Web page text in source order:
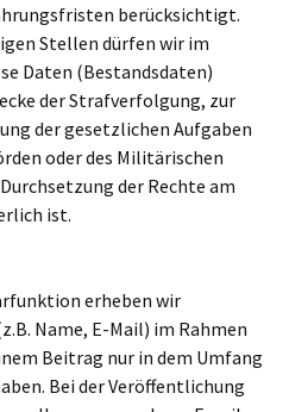
berücksichtigt.
Stellen dürfen wir im
Daten (Bestandsdaten)
der Strafverfolgung, zur
der gesetzlichen Aufgaben
oder des Militärischen
der Rechte am
ist.
erheben wir
Name, E-Mail) im Rahmen
Beitrag nur in dem Umfang
Bei der Veröffentlichung